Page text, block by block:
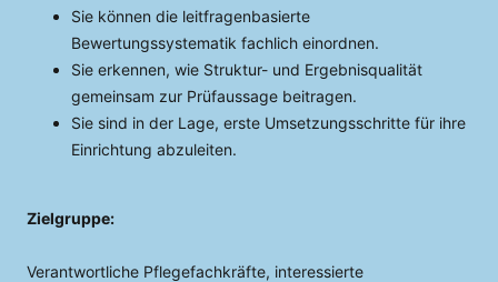
Sie können die leitfragenbasierte
Bewertungssystematik fachlich einordnen.
Sie erkennen, wie Struktur- und Ergebnisqualität
gemeinsam zur Prüfaussage beitragen.
Sie sind in der Lage, erste Umsetzungsschritte für ihre
Einrichtung abzuleiten.
Zielgruppe:
Verantwortliche Pflegefachkräfte, interessierte